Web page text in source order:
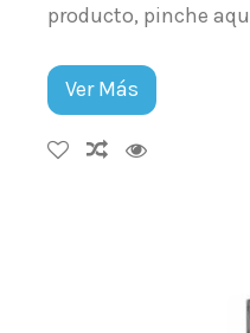
producto, pinche
Ver Más